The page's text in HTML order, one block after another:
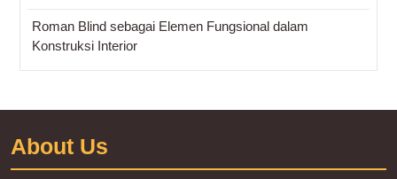
Roman Blind sebagai Elemen Fungsional dalam
Konstruksi Interior
About Us